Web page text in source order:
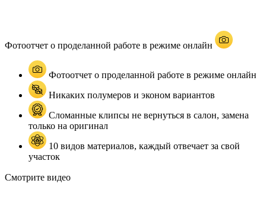
Фотоотчет о проделанной работе в режиме онлайн
Фотоотчет о проделанной работе в режиме онлайн
Никаких полумеров и эконом вариантов
Сломанные клипсы не вернуться в салон, замена
только на оригинал
10 видов материалов, каждый отвечает за свой
участок
Смотрите видео